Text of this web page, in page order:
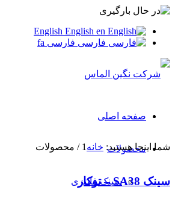
English English en
فارسی فارسی fa
صفحه اصلی
محصولات
سینک فانتزی
شما اینجا هستید: خانه 1
/ محصولات
سینک SA38 – توکار